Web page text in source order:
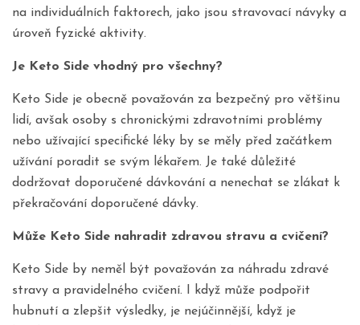
na individuálních faktorech, jako jsou stravovací návyky a
úroveň fyzické aktivity.
Je Keto Side vhodný pro všechny?
Keto Side je obecně považován za bezpečný pro většinu
lidí, avšak osoby s chronickými zdravotními problémy
nebo užívající specifické léky by se měly před začátkem
užívání poradit se svým lékařem. Je také důležité
dodržovat doporučené dávkování a nenechat se zlákat k
překračování doporučené dávky.
Může Keto Side nahradit zdravou stravu a cvičení?
Keto Side by neměl být považován za náhradu zdravé
stravy a pravidelného cvičení. I když může podpořit
hubnutí a zlepšit výsledky, je nejúčinnější, když je